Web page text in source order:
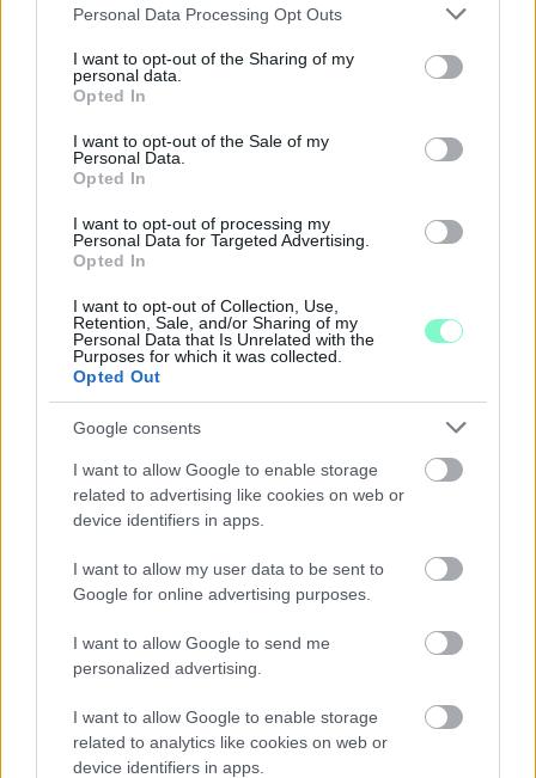
Please note that this website/app uses one or more Google
not limited to your visit or usage behaviour. You may click to
grant or deny consent to Google and its third-party tags to
use your data for below specified purposes in below Google
consent section.
Personal Data Processing Opt Outs
I want to opt-out of the Sharing of my
personal data.
Opted In
I want to opt-out of the Sale of my
Personal Data.
Opted In
I want to opt-out of processing my
Personal Data for Targeted Advertising.
Opted In
I want to opt-out of Collection, Use,
Retention, Sale, and/or Sharing of my
Personal Data that Is Unrelated with the
Purposes for which it was collected.
Opted Out
Google consents
I want to allow Google to enable storage
related to advertising like cookies on web or
device identifiers in apps.
I want to allow my user data to be sent to
Google for online advertising purposes.
I want to allow Google to send me
personalized advertising.
I want to allow Google to enable storage
related to analytics like cookies on web or
device identifiers in apps.
A RÓMAIAKTÓL AZ AGYAGKATONÁKIG –
TÁRLATVEZETÉSEK, WORKSHOP ÉS
KÖZÖNSÉGTALÁLKOZÓ VÁRJA A LÁTOGATÓKAT A
GYŐRI RÓMER MÚZEUMBAN
Ingyenes programokkal és különleges kiállításokkal készülnek a
– Kőtár is díjmentesen látogatható.
CZUNYINÉ HARCA A GMAIL ÉS AZ ÖNKÉNY ELLEN
- LETILTOTTA A GOOGLE A VÉDVONAL LEVELEZŐ
FIÓKJÁT